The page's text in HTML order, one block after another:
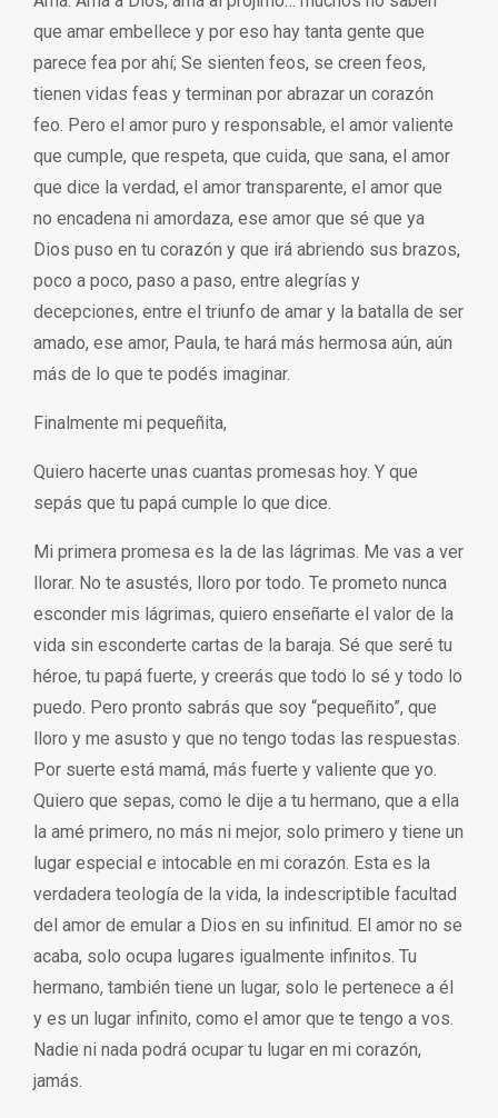
que amar embellece y por eso hay tanta gente que
parece fea por ahí; Se sienten feos, se creen feos,
tienen vidas feas y terminan por abrazar un corazón
feo. Pero el amor puro y responsable, el amor valiente
que cumple, que respeta, que cuida, que sana, el amor
que dice la verdad, el amor transparente, el amor que
no encadena ni amordaza, ese amor que sé que ya
Dios puso en tu corazón y que irá abriendo sus brazos,
poco a poco, paso a paso, entre alegrías y
decepciones, entre el triunfo de amar y la batalla de ser
amado, ese amor, Paula, te hará más hermosa aún, aún
más de lo que te podés imaginar.
Finalmente mi pequeñita,
Quiero hacerte unas cuantas promesas hoy. Y que
sepás que tu papá cumple lo que dice.
Mi primera promesa es la de las lágrimas. Me vas a ver
llorar. No te asustés, lloro por todo. Te prometo nunca
esconder mis lágrimas, quiero enseñarte el valor de la
vida sin esconderte cartas de la baraja. Sé que seré tu
héroe, tu papá fuerte, y creerás que todo lo sé y todo lo
puedo. Pero pronto sabrás que soy “pequeñito”, que
lloro y me asusto y que no tengo todas las respuestas.
Por suerte está mamá, más fuerte y valiente que yo.
Quiero que sepas, como le dije a tu hermano, que a ella
la amé primero, no más ni mejor, solo primero y tiene un
lugar especial e intocable en mi corazón. Esta es la
verdadera teología de la vida, la indescriptible facultad
del amor de emular a Dios en su infinitud. El amor no se
acaba, solo ocupa lugares igualmente infinitos. Tu
hermano, también tiene un lugar, solo le pertenece a él
y es un lugar infinito, como el amor que te tengo a vos.
Nadie ni nada podrá ocupar tu lugar en mi corazón,
jamás.